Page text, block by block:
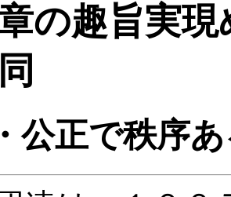
の趣旨実
公正で秩序